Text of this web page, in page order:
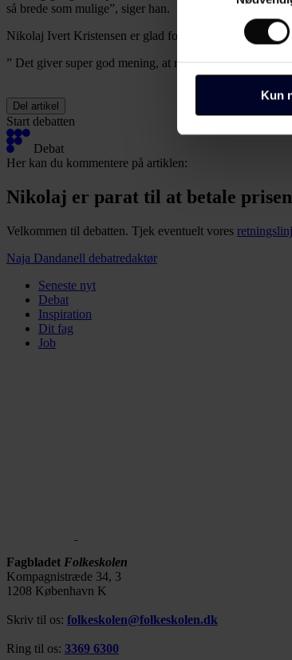
Dine valg
Du kan altid
bunden af alle
Dine valg
Kun
så brede som mulige”, siger han.
Nikolaj Ivert Kristensen er glad for, at han inden
” Det giver super god mening, at
Del artikel
Start debatten
Debat
Her kan du kommentere på artiklen:
Nikolaj er parat til at betale
Velkommen til debatten. Tjek eventuelt vores
Naja Dandanell debatredaktør
Seneste nyt
Debat
Inspiration
Dit fag
Job
Fagbladet Folkeskolen
Kompagnistræde 34, 3
1208 København K
Skriv til os: folkeskolen@folkeskolen.dk
Ring til os: 3369 6300